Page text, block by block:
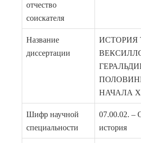
отчество
соискателя
Название
диссертации
ИСТОРИЯ
НАЧАЛА
Шифр научной
специальности
07.00.02. –
история